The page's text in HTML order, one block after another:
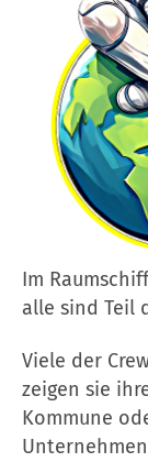
Im
alle sind Teil
Viele der
zeigen sie
Kommune